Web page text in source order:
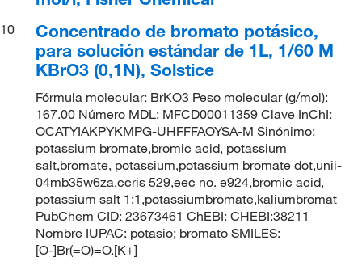
10
Concentrado de bromato potásico,
para solución estándar de 1L, 1/60 M
KBrO3 (0,1N), Solstice
Fórmula molecular: BrKO3 Peso molecular (g/mol):
167.00 Número MDL: MFCD00011359 Clave InChI:
OCATYIAKPYKMPG-UHFFFAOYSA-M Sinónimo:
potassium bromate,bromic acid, potassium
salt,bromate, potassium,potassium bromate dot,unii-
04mb35w6za,ccris 529,eec no. e924,bromic acid,
potassium salt 1:1,potassiumbromate,kaliumbromat
PubChem CID: 23673461 ChEBI: CHEBI:38211
Nombre IUPAC: potasio; bromato SMILES:
[O-]Br(=O)=O.[K+]